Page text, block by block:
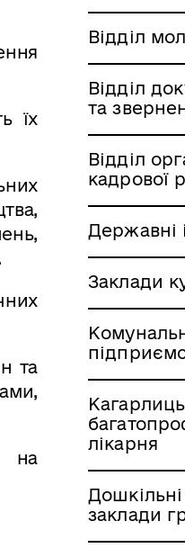
їх
та
на
Відділ
Відділ
та
Відділ
кадрової
Державні
Заклади
лікарня
заклади